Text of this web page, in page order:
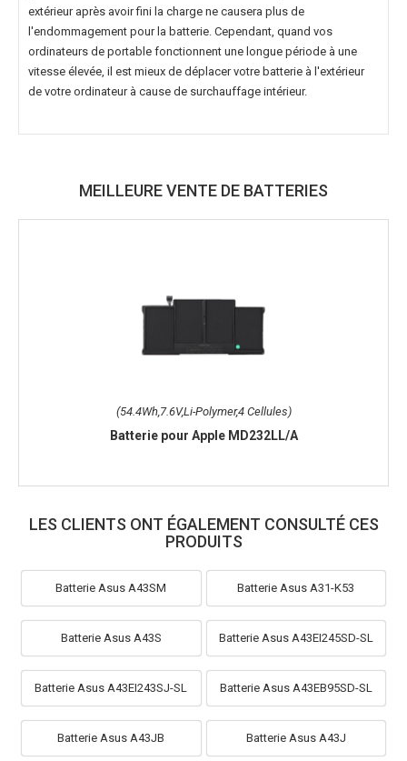
extérieur après avoir fini la charge ne causera plus de
l'endommagement pour la batterie. Cependant, quand vos
ordinateurs de portable fonctionnent une longue période à une
vitesse élevée, il est mieux de déplacer votre batterie à l'extérieur
de votre ordinateur à cause de surchauffage intérieur.
MEILLEURE VENTE DE BATTERIES
(54.4Wh,7.6V,Li-Polymer,4 Cellules)
Batterie pour Apple MD232LL/A
LES CLIENTS ONT ÉGALEMENT CONSULTÉ CES
PRODUITS
Batterie Asus A43SM Batterie Asus A31-K53
Batterie Asus A43S Batterie Asus A43EI245SD-SL
Batterie Asus A43EI243SJ-SL Batterie Asus A43EB95SD-SL
Batterie Asus A43JB Batterie Asus A43J